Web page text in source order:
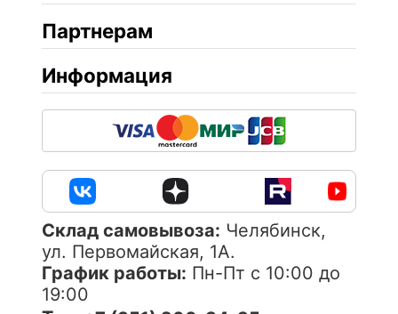
Партнерам
Информация
Cклад самовывоза: Челябинск,
ул. Первомайская, 1А.
График работы: Пн-Пт с 10:00 до
19:00